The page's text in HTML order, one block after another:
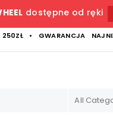
dostępne od ręki
• GWARANCJA
All